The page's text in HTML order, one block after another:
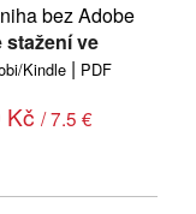
bez Adobe
stažení ve
Kindle | PDF
Kč / 7.5 €